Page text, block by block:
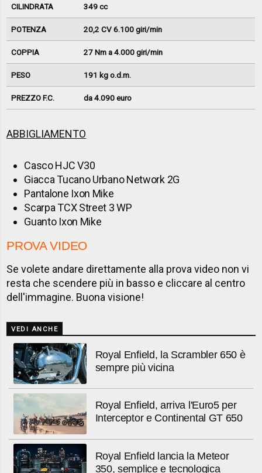
CILINDRATA 349 cc
POTENZA 20,2 CV 6.100 giri/min
COPPIA 27 Nm a 4.000 giri/min
PESO 191 kg o.d.m.
PREZZO F.C. da 4.090 euro
ABBIGLIAMENTO
Casco HJC V30
Giacca Tucano Urbano Network 2G
Pantalone Ixon Mike
Scarpa TCX Street 3 WP
Guanto Ixon Mike
PROVA VIDEO
Se volete andare direttamente alla prova video non vi
resta che scendere più in basso e cliccare al centro
dell'immagine. Buona visione!
VEDI ANCHE
Royal Enfield, la Scrambler 650 è
sempre più vicina
Royal Enfield, arriva l'Euro5 per
Interceptor e Continental GT 650
Royal Enfield lancia la Meteor
350, semplice e tecnologica